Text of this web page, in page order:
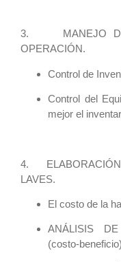
3. MANEJO DE
OPERACIÓN.
Control de
Control del
mejor el
4.
LAVES.
El costo de la
ANÁLISIS
(costo-